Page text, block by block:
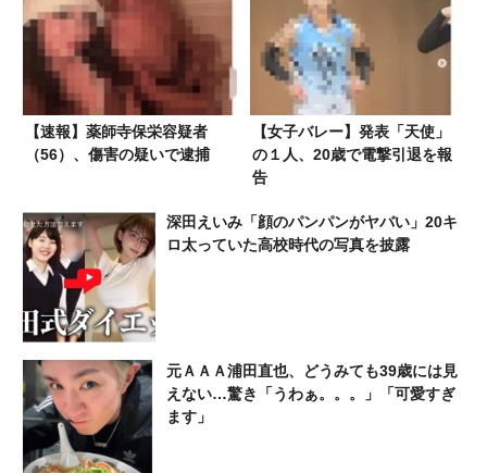
【速報】薬師寺保栄容疑者
（56）、傷害の疑いで逮捕
【女子バレー】発表「天使」
の１人、20歳で電撃引退を報
告
深田えいみ「顔のパンパンがヤバい」20キ
ロ太っていた高校時代の写真を披露
元ＡＡＡ浦田直也、どうみても39歳には見
えない…驚き「うわぁ。。。」「可愛すぎ
ます」